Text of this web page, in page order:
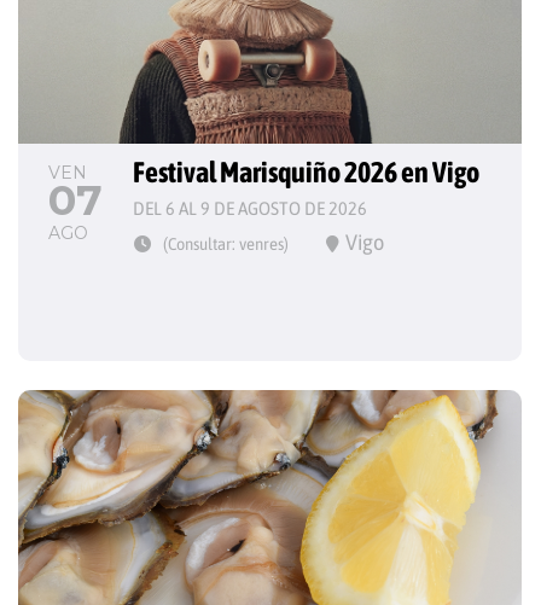
VEN
07
AGO
Festival Marisquiño 2026 en Vigo
DEL 6 AL 9 DE AGOSTO DE 2026
(Consultar: venres) Vigo